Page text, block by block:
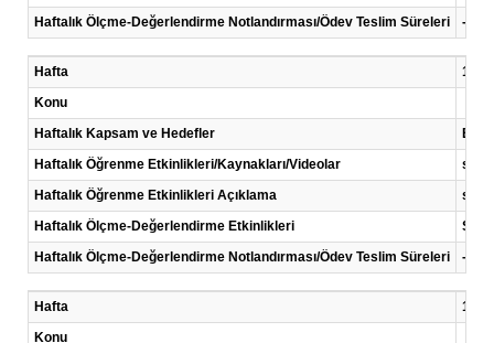
Haftalık Ölçme-Değerlendirme Notlandırması/Ödev Teslim Süreleri
-
Hafta
12
Konu
Haftalık Kapsam ve Hedefler
Bu
Haftalık Öğrenme Etkinlikleri/Kaynakları/Videolar
Haftalık Öğrenme Etkinlikleri Açıklama
Haftalık Ölçme-Değerlendirme Etkinlikleri
Haftalık Ölçme-Değerlendirme Notlandırması/Ödev Teslim Süreleri
-
Hafta
13
Konu